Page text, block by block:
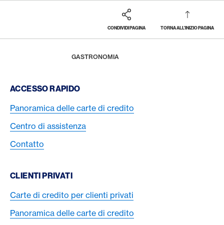
CONDIVIDI PAGINA TORNA ALL'INIZIO PAGINA
Footer
GASTRONOMIA
Footer Navigation
ACCESSO RAPIDO
Panoramica delle carte di credito
Centro di assistenza
Contatto
CLIENTI PRIVATI
Carte di credito per clienti privati
Panoramica delle carte di credito